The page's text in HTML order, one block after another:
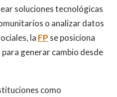
soluciones tecnológicas
o analizar datos
la FP se posiciona
generar cambio desde
como